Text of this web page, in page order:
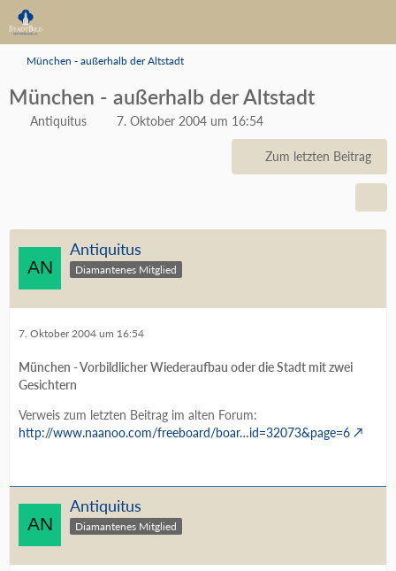
München - außerhalb der Altstadt
München - außerhalb der Altstadt
Antiquitus 7. Oktober 2004 um 16:54
Zum letzten Beitrag
Antiquitus
Diamantenes Mitglied
7. Oktober 2004 um 16:54
München - Vorbildlicher Wiederaufbau oder die Stadt mit zwei
Gesichtern
Verweis zum letzten Beitrag im alten Forum:
http://www.naanoo.com/freeboard/boar…id=32073&page=6
Antiquitus
Diamantenes Mitglied